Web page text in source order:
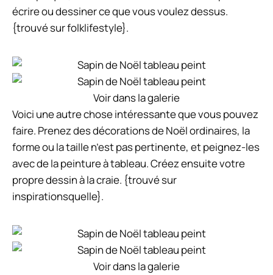
écrire ou dessiner ce que vous voulez dessus.
{trouvé sur folklifestyle}.
Voir dans la galerie
Voici une autre chose intéressante que vous pouvez
faire. Prenez des décorations de Noël ordinaires, la
forme ou la taille n’est pas pertinente, et peignez-les
avec de la peinture à tableau. Créez ensuite votre
propre dessin à la craie. {trouvé sur
inspirationsquelle}.
Voir dans la galerie